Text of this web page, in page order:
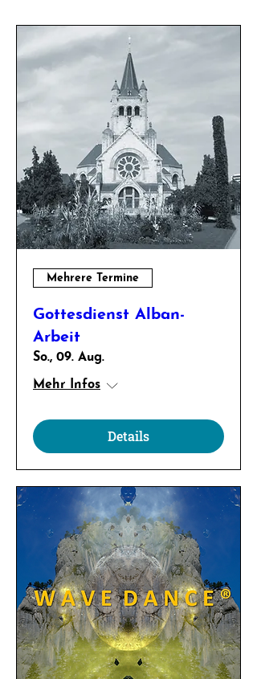
Mehrere Termine
Gottesdienst Alban-
Arbeit
So., 09. Aug.
Mehr Infos
Details